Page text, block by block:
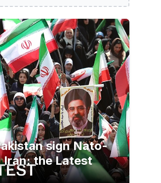
style pact as Iran isolated | Iran: the
sign Nato-
the Latest